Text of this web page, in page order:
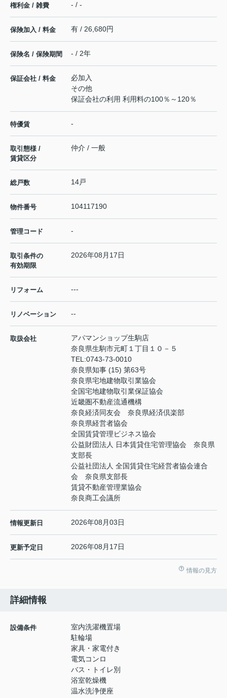
権利金 / 雑費 - / -
保険加入 / 料金 有 / 26,680円
保険名 / 保険期間 - / 2年
保証会社 / 料金
必加入
その他
保証会社の利用 利用料の100％～120％
特優賃 -
取引態様 /
賃貸区分
仲介 / 一般
総戸数 14戸
物件番号 104117190
管理コード -
取引条件の
有効期限
2026年08月17日
リフォーム ---
リノベーション --
取扱会社
アパマンショップ生駒店
奈良県生駒市元町１丁目１０－５
TEL:0743-73-0010
奈良県知事 (15) 第63号
奈良県宅地建物取引業協会
全国宅地建物取引業保証協会
近畿圏不動産流通機構
奈良経済同友会 奈良県経済倶楽部
奈良県経営者協会
全国賃貸管理ビジネス協会
公益財団法人 日本賃貸住宅管理協会 奈良県
支部長
公益社団法人 全国賃貸住宅経営者協会連合
会 奈良県支部長
賃貸不動産管理業協会
奈良商工会議所
情報更新日 2026年08月03日
更新予定日 2026年08月17日
情報の見方
詳細情報
設備条件
室内洗濯機置場
駐輪場
家具・家電付き
電気コンロ
バス・トイレ別
浴室乾燥機
温水洗浄便座